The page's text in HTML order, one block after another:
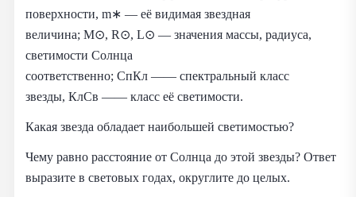
поверхности, m∗ — её видимая звездная
величина; M⊙, R⊙, L⊙ — значения массы, радиуса,
светимости Солнца
соответственно; СпКл —— спектральный класс
звезды, КлСв —— класс её светимости.
Какая звезда обладает наибольшей светимостью?
Чему равно расстояние от Солнца до этой звезды? Ответ
выразите в световых годах, округлите до целых.